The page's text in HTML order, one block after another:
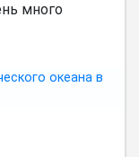
много